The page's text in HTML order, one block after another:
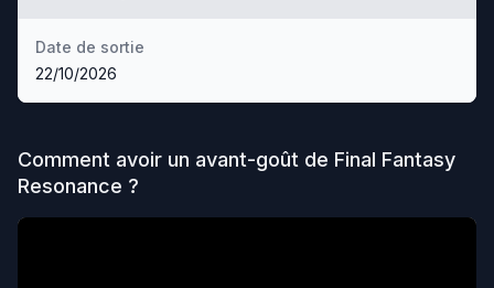
Date de sortie
22/10/2026
Comment avoir un avant-goût de Final Fantasy
Resonance ?